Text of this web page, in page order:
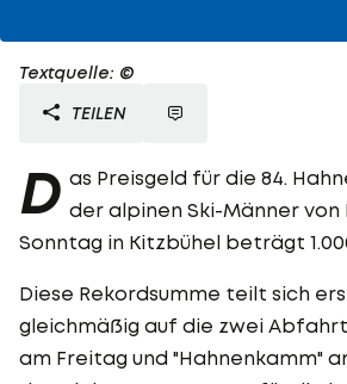
Textquelle: ©
TEILEN
D as Preisgeld für die 84.
der alpinen Ski-Männer von
Sonntag in Kitzbühel beträgt
Diese Rekordsumme teilt sich
gleichmäßig auf die zwei
am Freitag und "Hahnenkamm"